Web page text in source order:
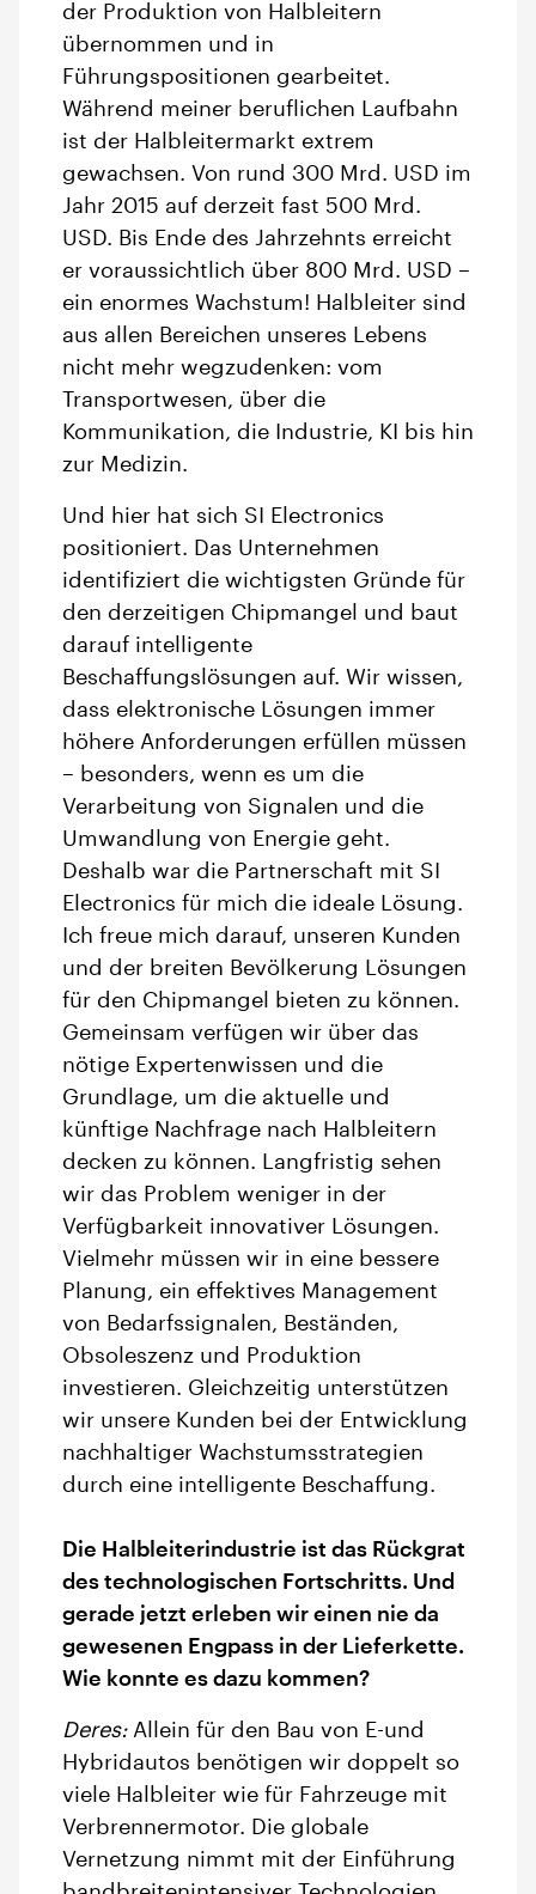
der Produktion von Halbleitern
übernommen und in
Führungspositionen gearbeitet.
Während meiner beruflichen Laufbahn
ist der Halbleitermarkt extrem
gewachsen. Von rund 300 Mrd. USD im
Jahr 2015 auf derzeit fast 500 Mrd.
USD. Bis Ende des Jahrzehnts erreicht
er voraussichtlich über 800 Mrd. USD –
ein enormes Wachstum! Halbleiter sind
aus allen Bereichen unseres Lebens
nicht mehr wegzudenken: vom
Transportwesen, über die
Kommunikation, die Industrie, KI bis hin
zur Medizin.
Und hier hat sich SI Electronics
positioniert. Das Unternehmen
identifiziert die wichtigsten Gründe für
den derzeitigen Chipmangel und baut
darauf intelligente
Beschaffungslösungen auf. Wir wissen,
dass elektronische Lösungen immer
höhere Anforderungen erfüllen müssen
– besonders, wenn es um die
Verarbeitung von Signalen und die
Umwandlung von Energie geht.
Deshalb war die Partnerschaft mit SI
Electronics für mich die ideale Lösung.
Ich freue mich darauf, unseren Kunden
und der breiten Bevölkerung Lösungen
für den Chipmangel bieten zu können.
Gemeinsam verfügen wir über das
nötige Expertenwissen und die
Grundlage, um die aktuelle und
künftige Nachfrage nach Halbleitern
decken zu können. Langfristig sehen
wir das Problem weniger in der
Verfügbarkeit innovativer Lösungen.
Vielmehr müssen wir in eine bessere
Planung, ein effektives Management
von Bedarfssignalen, Beständen,
Obsoleszenz und Produktion
investieren. Gleichzeitig unterstützen
wir unsere Kunden bei der Entwicklung
nachhaltiger Wachstumsstrategien
durch eine intelligente Beschaffung.
Die Halbleiterindustrie ist das Rückgrat
des technologischen Fortschritts. Und
gerade jetzt erleben wir einen nie da
gewesenen Engpass in der Lieferkette.
Wie konnte es dazu kommen?
Deres:Allein für den Bau von E-und
Hybridautos benötigen wir doppelt so
viele Halbleiter wie für Fahrzeuge mit
Verbrennermotor. Die globale
Vernetzung nimmt mit der Einführung